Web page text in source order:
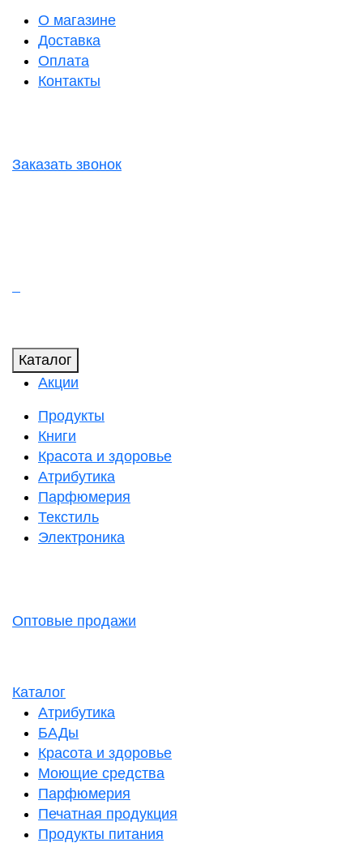
О магазине
Доставка
Оплата
Контакты
Заказать звонок
Каталог
Акции
Продукты
Книги
Красота и здоровье
Атрибутика
Парфюмерия
Текстиль
Электроника
Оптовые продажи
Каталог
Атрибутика
БАДы
Красота и здоровье
Моющие средства
Парфюмерия
Печатная продукция
Продукты питания